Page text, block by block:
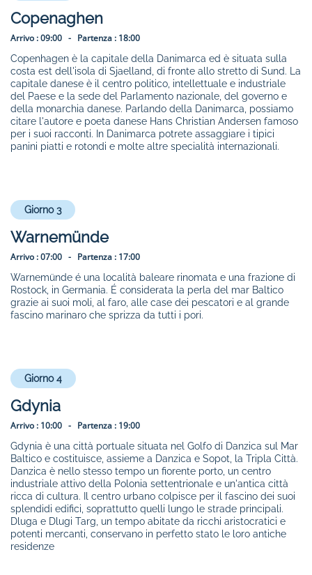
Copenaghen
Arrivo :09:00 - Partenza : 18:00
Copenhagen è la capitale della Danimarca ed è situata sulla
costa est dell'isola di Sjaelland, di fronte allo stretto di Sund. La
capitale danese è il centro politico, intellettuale e industriale
del Paese e la sede del Parlamento nazionale, del governo e
della monarchia danese. Parlando della Danimarca, possiamo
citare l'autore e poeta danese Hans Christian Andersen famoso
per i suoi racconti. In Danimarca potrete assaggiare i tipici
panini piatti e rotondi e molte altre specialità internazionali.
Giorno 3
Warnemünde
Arrivo :07:00 - Partenza : 17:00
Warnemünde é una località baleare rinomata e una frazione di
Rostock, in Germania. É considerata la perla del mar Baltico
grazie ai suoi moli, al faro, alle case dei pescatori e al grande
fascino marinaro che sprizza da tutti i pori.
Giorno 4
Gdynia
Arrivo : 10:00 - Partenza : 19:00
Gdynia è una città portuale situata nel Golfo di Danzica sul Mar
Baltico e costituisce, assieme a Danzica e Sopot, la Tripla Città.
Danzica è nello stesso tempo un fiorente porto, un centro
industriale attivo della Polonia settentrionale e un'antica città
ricca di cultura. Il centro urbano colpisce per il fascino dei suoi
splendidi edifici, soprattutto quelli lungo le strade principali.
Dluga e Dlugi Targ, un tempo abitate da ricchi aristocratici e
potenti mercanti, conservano in perfetto stato le loro antiche
residenze